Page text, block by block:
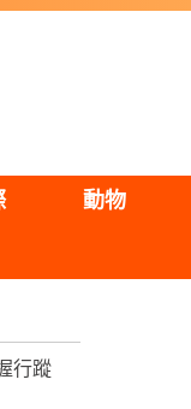
動物
行蹤